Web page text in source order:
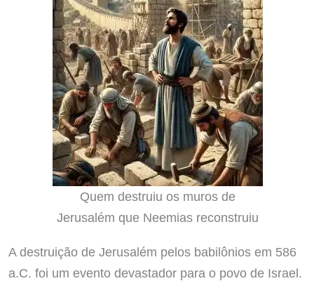
Quem destruiu os muros de
Jerusalém que Neemias reconstruiu
A destruição de Jerusalém pelos babilônios em 586
a.C. foi um evento devastador para o povo de Israel.